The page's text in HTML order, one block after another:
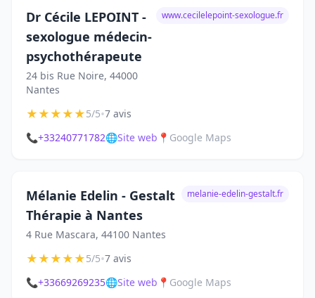
Dr Cécile LEPOINT -
sexologue médecin-
psychothérapeute
24 bis Rue Noire, 44000
Nantes
www.cecilelepoint-sexologue.fr
★★★★★5/5•7 avis
📞+33240771782🌐Site web 📍 Google Maps
Mélanie Edelin - Gestalt
Thérapie à Nantes
4 Rue Mascara, 44100 Nantes
melanie-edelin-gestalt.fr
★★★★★5/5•7 avis
📞+33669269235🌐Site web 📍 Google Maps